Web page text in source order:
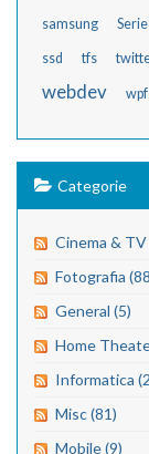
samsung
ssd tfs
webdev wpf
Categorie
Cinema & TV
Fotografia
General (5)
Home
Informatica
Misc (81)
Mobile (9)